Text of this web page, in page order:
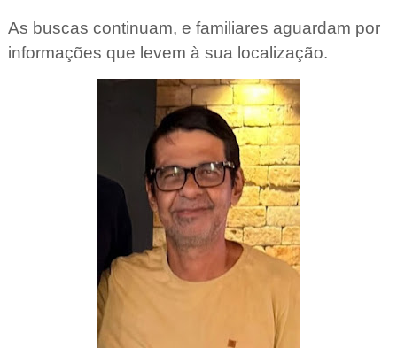
As buscas continuam, e familiares aguardam por
informações que levem à sua localização.